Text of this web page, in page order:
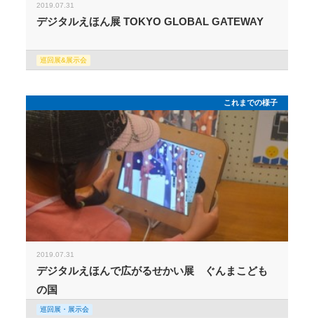
2019.07.31
デジタルえほん展 TOKYO GLOBAL GATEWAY
巡回展&展示会
これまでの様子
2019.07.31
デジタルえほんで広がるせかい展 ぐんまこども
の国
巡回展・展示会